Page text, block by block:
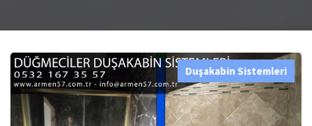
Duşakabin Sistemleri